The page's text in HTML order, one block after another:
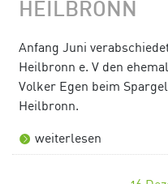
HEILBRONN
Anfang Juni
Heilbronn e. V den
Volker Egen beim
Heilbronn.
weiterlesen